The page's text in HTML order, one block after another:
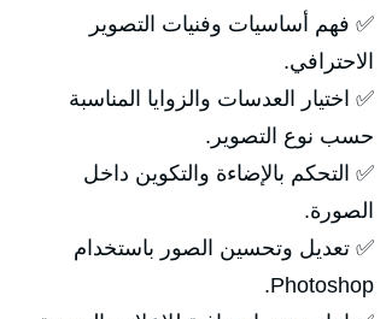
✅ فهم أساسيات وفنيات التصوير
الاحترافي.
✅ اختيار العدسات والزوايا المناسبة
حسب نوع التصوير.
✅ التحكم بالإضاءة والتكوين داخل
الصورة.
✅ تعديل وتحسين الصور باستخدام
Photoshop.